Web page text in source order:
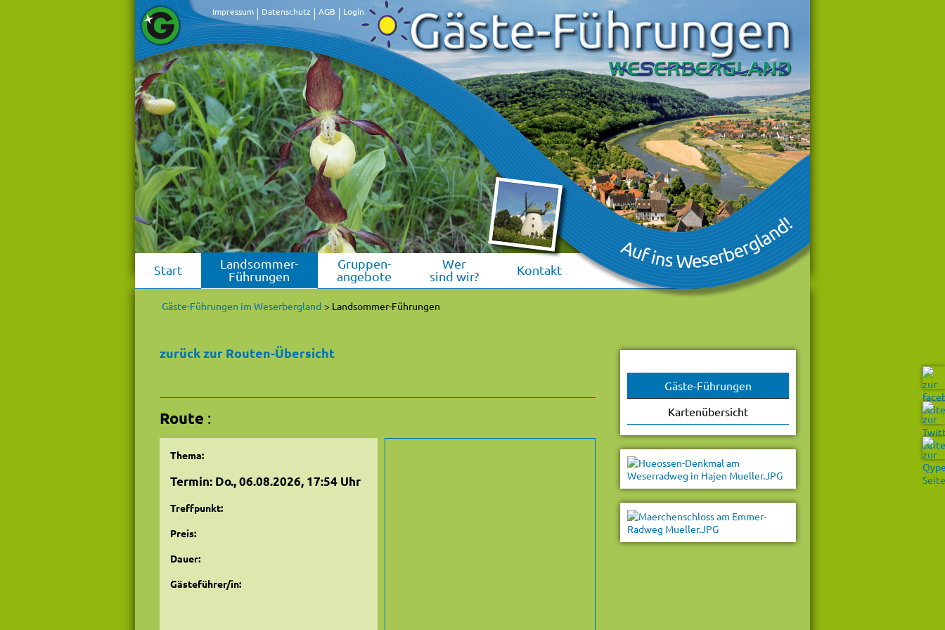
Impressum Datenschutz AGB Login
Start
Landsommer-
Führungen
Gruppen-
angebote
Wer
sind wir?
Kontakt
Previous
Next
Gäste-Führungen im Weserbergland Landsommer-Führungen
zurück zur Routen-Übersicht
Route :
Thema:
Termin: Do., 06.08.2026, 17:54 Uhr
Treffpunkt:
Preis:
Dauer:
Gästeführer/in:
Gäste-Führungen
Kartenübersicht